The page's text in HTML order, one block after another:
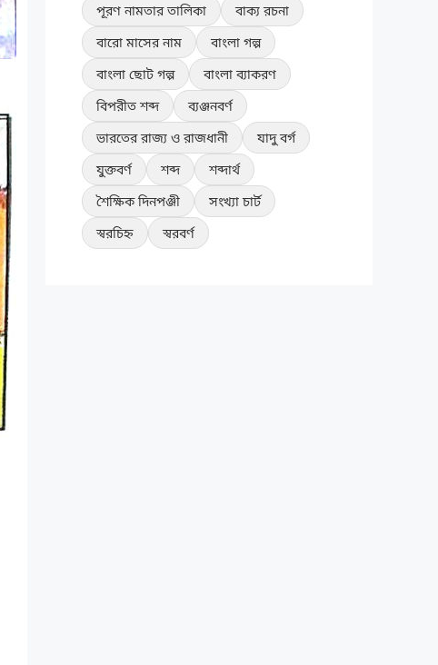
পূরণ নামতার তালিকা
বাক্য রচনা
বারো মাসের নাম
বাংলা গল্প
বাংলা ছোট গল্প
বাংলা ব্যাকরণ
বিপরীত শব্দ
ব্যঞ্জনবর্ণ
ভারতের রাজ্য ও রাজধানী
যাদু বর্গ
যুক্তবর্ণ
শব্দ
শব্দার্থ
শৈক্ষিক দিনপঞ্জী
সংখ্যা চার্ট
স্বরচিহ্ন
স্বরবর্ণ